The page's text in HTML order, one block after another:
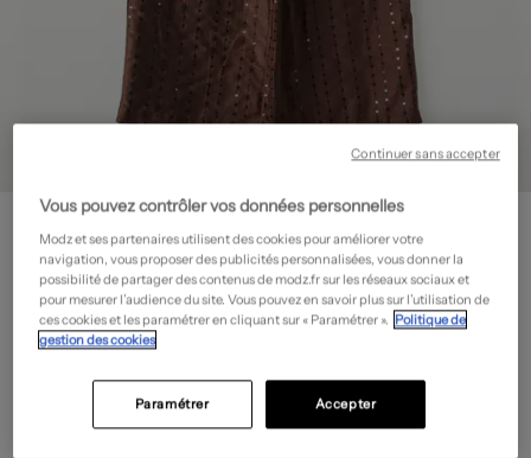
ZARA
Pantalon droit - Taille élastique- Seconde main
17,98€
Prix neuf estimé : 39,95€ -55%
Guide des tailles
Vous pouvez contrôler vos données personnelles
Modz et ses partenaires utilisent des cookies pour améliorer votre
navigation, vous proposer des publicités personnalisées, vous donner la
possibilité de partager des contenus de modz.fr sur les réseaux sociaux et
pour mesurer l’audience du site. Vous pouvez en savoir plus sur l’utilisation de
ces cookies et les paramétrer en cliquant sur « Paramétrer ». Politique de
gestion des cookies
Accepter
Paramétrer
Continuer sans accepter